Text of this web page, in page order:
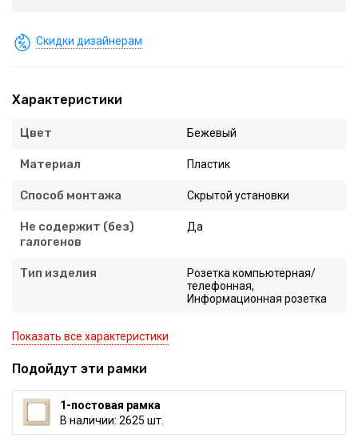
Скидки дизайнерам
Характеристики
Цвет Бежевый
Материал Пластик
Способ монтажа Скрытой установки
Не содержит (без)
галогенов
Да
Тип изделия
Розетка компьютерная/
телефонная,
Информационная розетка
Показать все характеристики
Подойдут эти рамки
1-постовая рамка
В наличии: 2625 шт.